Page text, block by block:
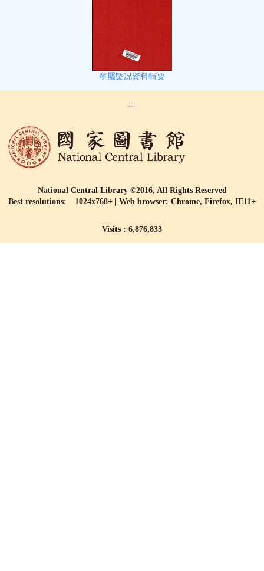
寧屬㮣况資料輯要
:::
National Central Library ©2016, All Rights Reserved
Best resolutions: 1024x768+ | Web browser: Chrome, Firefox, IE11+
Visits : 6,876,833